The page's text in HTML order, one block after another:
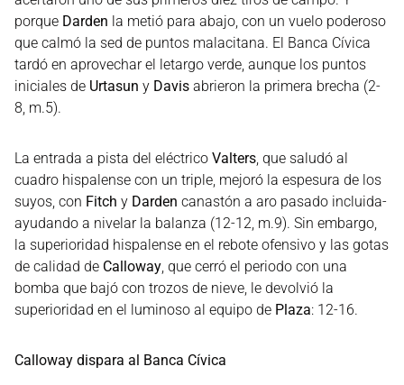
porque Darden la metió para abajo, con un vuelo poderoso
que calmó la sed de puntos malacitana. El Banca Cívica
tardó en aprovechar el letargo verde, aunque los puntos
iniciales de Urtasun y Davis abrieron la primera brecha (2-
8, m.5).
La entrada a pista del eléctrico Valters, que saludó al
cuadro hispalense con un triple, mejoró la espesura de los
suyos, con Fitch y Darden canastón a aro pasado incluida-
ayudando a nivelar la balanza (12-12, m.9). Sin embargo,
la superioridad hispalense en el rebote ofensivo y las gotas
de calidad de Calloway, que cerró el periodo con una
bomba que bajó con trozos de nieve, le devolvió la
superioridad en el luminoso al equipo de Plaza: 12-16.
Calloway dispara al Banca Cívica